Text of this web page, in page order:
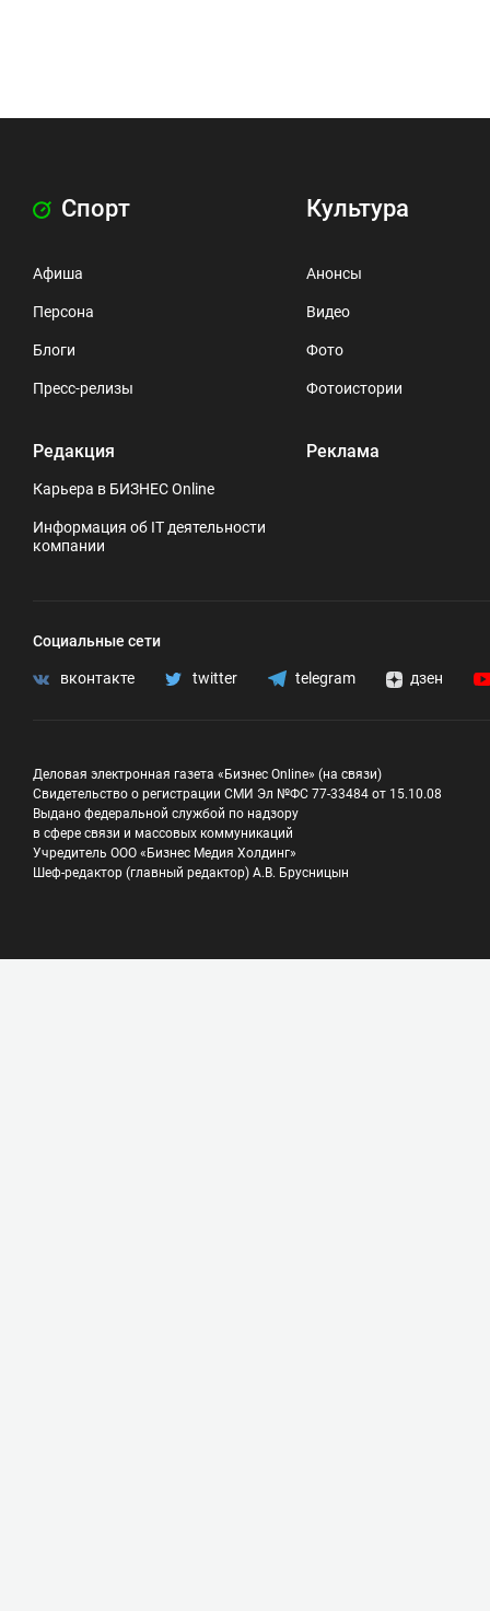
Спорт
Афиша
Персона
Блоги
Пресс-релизы
Редакция
Карьера в БИЗНЕС Online
Информация об IT деятельности
компании
Культура
Анонсы
Видео
Фото
Фотоистории
Реклама
Социальные сети
вконтакте twitter telegram дзен
Деловая электронная газета «Бизнес Online» (на связи)
Свидетельство о регистрации СМИ Эл №ФС 77-33484 от 15.10.08
Выдано федеральной службой по надзору
в сфере связи и массовых коммуникаций
Учредитель ООО «Бизнес Медия Холдинг»
Шеф-редактор (главный редактор) А.В. Брусницын